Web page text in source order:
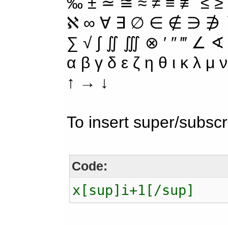
ℵ ∞ ∀ ∃ ∅ ∈ ∉ ∋ ∌
∑ √ ∫ ∬ ∭ ⊗ ′ ″ ‴ ∠
α β γ δ ε ζ η θ ι κ λ
↑ → ↓
To insert super/
Code:
x[sup]i+1[/sup]